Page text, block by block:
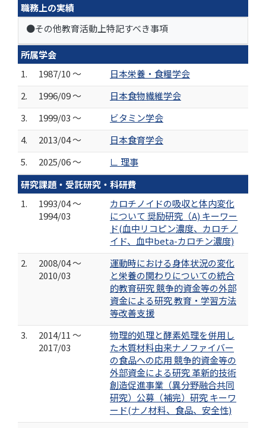
職務上の実績
●その他教育活動上特記すべき事項
所属学会
1.
1987/10 ～
日本栄養・食糧学会
2.
1996/09 ～
日本食物繊維学会
3.
1999/03 ～
ビタミン学会
4.
2013/04 ～
日本食育学会
5.
2025/06 ～
∟ 理事
研究課題・受託研究・科研費
1.
1993/04 ～
1994/03
カロチノイドの吸収と体内変化
について 奨励研究（A) キーワー
ド(血中リコピン濃度、カロチノ
イド、血中beta-カロチン濃度)
2.
2008/04 ～
2010/03
運動時における身体状況の変化
と栄養の関わりについての統合
的教育研究 競争的資金等の外部
資金による研究 教育・学習方法
等改善支援
3.
2014/11 ～
2017/03
物理的処理と酵素処理を併用し
た木質材料由来ナノファイバー
の食品への応用 競争的資金等の
外部資金による研究 革新的技術
創造促進事業（異分野融合共同
研究）公募（補完）研究 キーワ
ード(ナノ材料、食品、安全性)